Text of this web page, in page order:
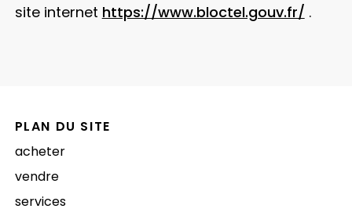
site internet https://www.bloctel.gouv.fr/ .
PLAN DU SITE
acheter
vendre
services